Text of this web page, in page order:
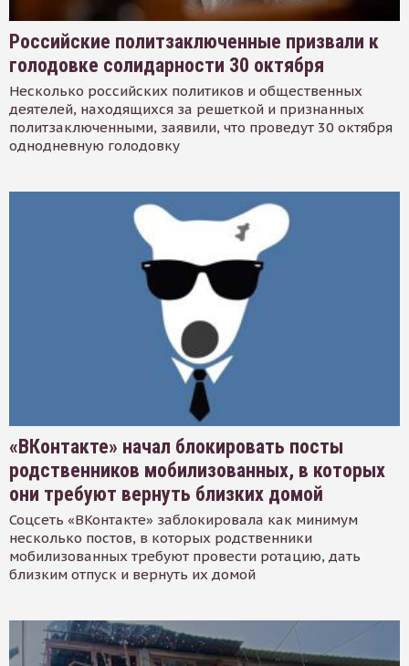
Российские политзаключенные призвали к
голодовке солидарности 30 октября
Несколько российских политиков и общественных
деятелей, находящихся за решеткой и признанных
политзаключенными, заявили, что проведут 30 октября
однодневную голодовку
«ВКонтакте» начал блокировать посты
родственников мобилизованных, в которых
они требуют вернуть близких домой
Соцсеть «ВКонтакте» заблокировала как минимум
несколько постов, в которых родственники
мобилизованных требуют провести ротацию, дать
близким отпуск и вернуть их домой